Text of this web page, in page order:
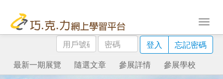
用
戶
號
碼
密
碼
登入
忘記密碼
最新一期展覽
隨選文章 參展詳情 參展學校